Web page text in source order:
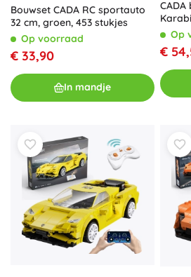
Bouwset CADA RC sportauto
32 cm, groen, 453 stukjes
Op voorraad
€ 33,90
In mandje
Op
€